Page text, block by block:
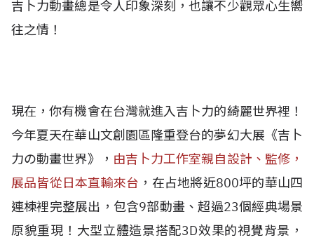
吉卜力動畫總是令人印象深刻，也讓不少觀眾心生嚮
往之情！
現在，你有機會在台灣就進入吉卜力的綺麗世界裡！
今年夏天在華山文創園區隆重登台的夢幻大展《吉卜
力の動畫世界》， 由吉卜力工作室親自設計、監修，
展品皆從日本直輸來台 ，在占地將近800坪的華山四
連棟裡完整展出，包含9部動畫、超過23個經典場景
原貌重現！大型立體造景搭配3D效果的視覺背景，